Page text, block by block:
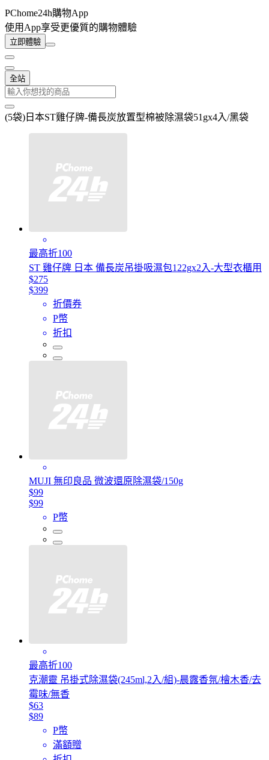
PChome24h購物App
使用App享受更優質的購物體驗
立即體驗
全站
(5袋)日本ST雞仔牌-備長炭放置型棉被除濕袋51gx4入/黑袋
最高折100
ST 雞仔牌 日本 備長炭吊掛吸濕包122gx2入-大型衣櫃用
$275
$399
折價券
P幣
折扣
MUJI 無印良品 微波還原除濕袋/150g
$99
$99
P幣
最高折100
克潮靈 吊掛式除濕袋(245ml,2入/組)-晨露香氛/檜木香/去
霉味/無香
$63
$89
P幣
滿額贈